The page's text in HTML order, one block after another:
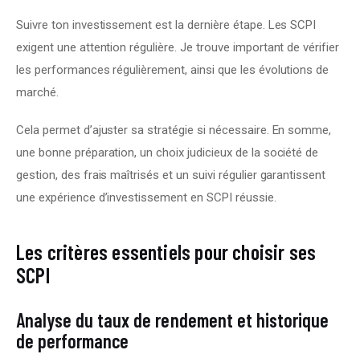
Suivre ton investissement est la dernière étape. Les SCPI
exigent une attention régulière. Je trouve important de vérifier
les performances régulièrement, ainsi que les évolutions de
marché.
Cela permet d’ajuster sa stratégie si nécessaire. En somme,
une bonne préparation, un choix judicieux de la société de
gestion, des frais maîtrisés et un suivi régulier garantissent
une expérience d’investissement en SCPI réussie.
Les critères essentiels pour choisir ses
SCPI
Analyse du taux de rendement et historique
de performance